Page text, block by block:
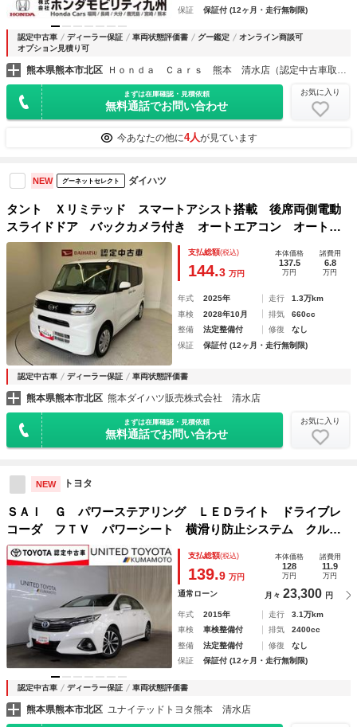
保証
保証付 (12ヶ月・走行無制限)
認定中古車 ディーラー保証 車両状態評価書 グー鑑定
オンライン商談可
オプション見積り可
熊本県熊本市北区
まずは在庫確認・見積依頼
無料通話でお問い合わせ
お気に入り
今あなたの他に4人が見ています
NEW グーネットセレクト ダイハツ
タント Ｘリミテッド スマートアシスト搭載 後席両側電動
スライドドア バックカメラ付き オートエアコン オートラ
イト キーフリー アイドリングストップ ＡＢＳ 電動ドア
支払総額(税込)
144.3 万円
本体価格
137.5
万円
諸費用
6.8
万円
年式 2025年 走行
1.3万km
車検
2028年10月 排気
660cc
整備
法定整備付 修復
なし
保証
保証付 (12ヶ月・走行無制限)
認定中古車 ディーラー保証 車両状態評価書
熊本県熊本市北区 熊本ダイハツ販売株式会社 清水店
まずは在庫確認・見積依頼
無料通話でお問い合わせ
お気に入り
NEW トヨタ
ＳＡＩ Ｇ パワーステアリング ＬＥＤライト ドライブレ
コーダ フＴＶ パワーシート 横滑り防止システム クルコ
ン メモリーナビゲーション ＡＢＳ ＴＶナビ キーフリ
ー ワンオーナー 盗難警報装置 スマートキー
支払総額(税込)
139.9 万円
本体価格
128
万円
諸費用
11.9
万円
通常ローン 月々 23,300 円
年式 2015年 走行
3.1万km
車検
車検整備付 排気
2400cc
整備
法定整備付 修復
なし
保証
保証付 (12ヶ月・走行無制限)
認定中古車 ディーラー保証 車両状態評価書
熊本県熊本市北区 ユナイテッドトヨタ熊本 清水店